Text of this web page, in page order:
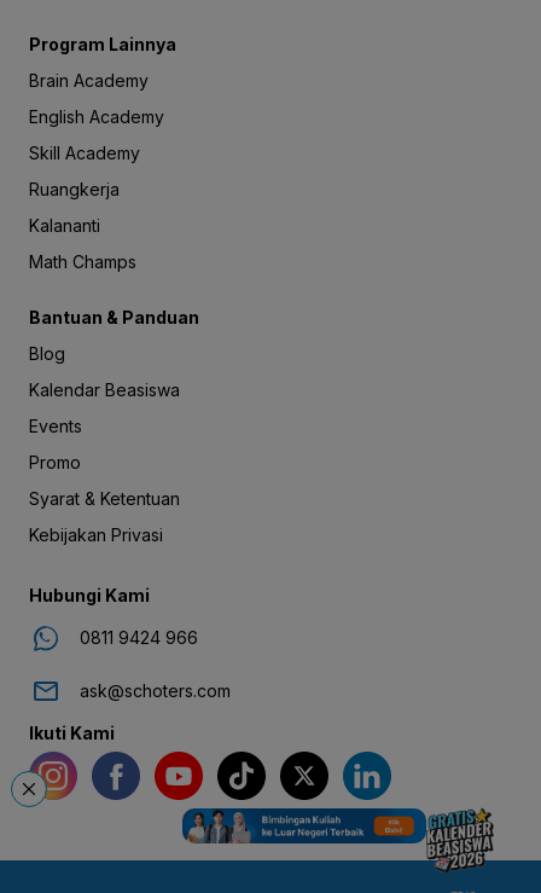
Program Lainnya
Brain Academy
English Academy
Skill Academy
Ruangkerja
Kalananti
Math Champs
Bantuan & Panduan
Blog
Kalendar Beasiswa
Events
Promo
Syarat & Ketentuan
Kebijakan Privasi
Hubungi Kami
0811 9424 966
ask@schoters.com
Ikuti Kami